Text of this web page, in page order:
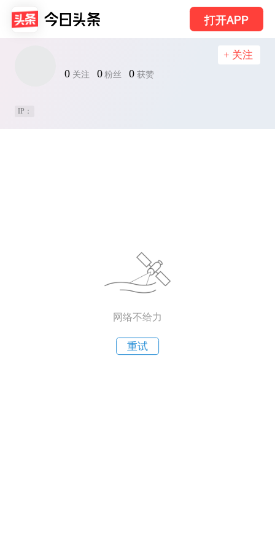
打开APP
0 关注 0 粉丝 0 获赞
+ 关注
IP：
网络不给力
重试